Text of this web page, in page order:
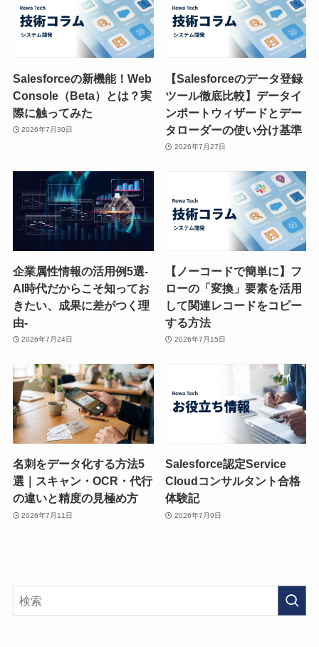
Salesforceの新機能！Web
Console（Beta）とは？実
際に触ってみた
2026年7月30日
【Salesforceのデータ登録
ツール徹底比較】データイ
ンポートウィザードとデー
タローダーの使い分け基準
2026年7月27日
企業属性情報の活用例5選-
AI時代だからこそ知ってお
きたい、成果に差がつく理
由-
2026年7月24日
【ノーコードで簡単に】フ
ローの「変換」要素を活用
して関連レコードをコピー
する方法
2026年7月15日
名刺をデータ化する方法5
選｜スキャン・OCR・代行
の違いと精度の見極め方
2026年7月11日
Salesforce認定Service
Cloudコンサルタント合格
体験記
2026年7月9日